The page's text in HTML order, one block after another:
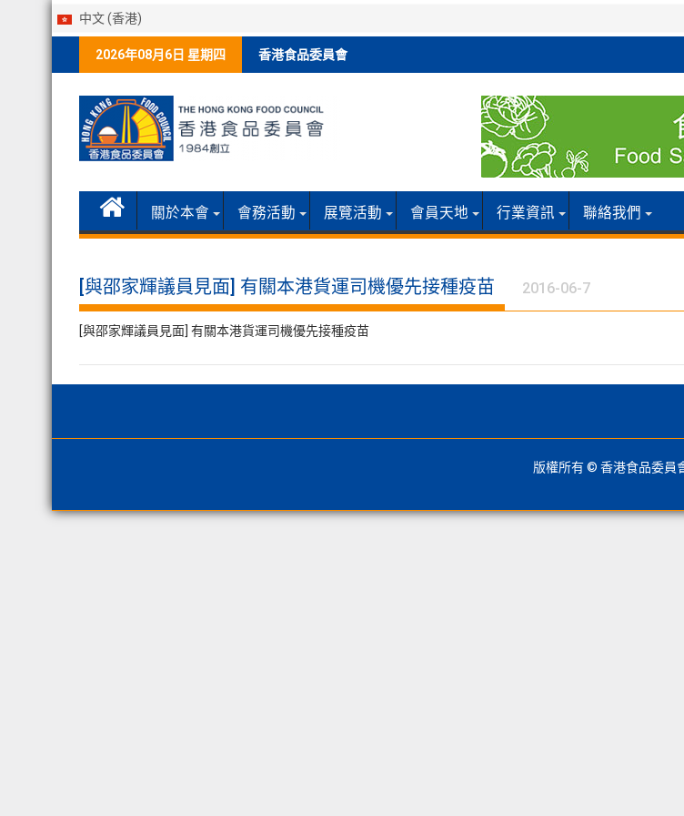
中文 (香港)
2026年08月6日 星期四 香港食品委員會
關於本會 會務活動 展覽活動 會員天地 行業資訊 聯絡我們
[與邵家輝議員見面] 有關本港貨運司機優先接種疫苗 2016-06-7
[與邵家輝議員見面] 有關本港貨運司機優先接種疫苗
版權所有 © 香港食品委員